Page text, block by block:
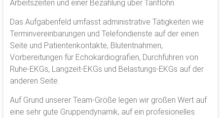
Arbeitszeiten und einer Bezahlung über Tariflohn.
Das Aufgabenfeld umfasst administrative Tätigkeiten wie
Terminvereinbarungen und Telefondienste auf der einen
Seite und Patientenkontakte, Blutentnahmen,
Vorbereitungen für Echokardiografien, Durchführen von
Ruhe-EKGs, Langzeit-EKGs und Belastungs-EKGs auf der
anderen Seite.
Auf Grund unserer Team-Größe legen wir großen Wert auf
eine sehr gute Gruppendynamik, auf ein profesionelles